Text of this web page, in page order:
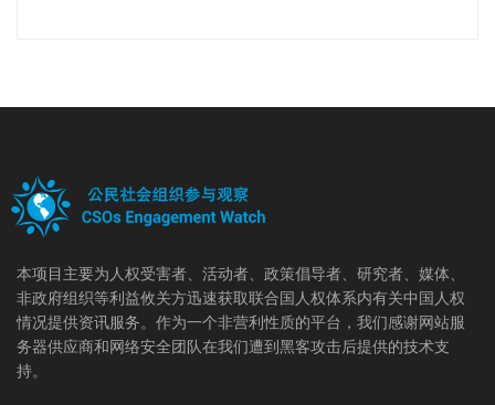
本项目主要为人权受害者、活动者、政策倡导者、研究者、媒体、
非政府组织等利益攸关方迅速获取联合国人权体系内有关中国人权
情况提供资讯服务。作为一个非营利性质的平台，我们感谢网站服
务器供应商和网络安全团队在我们遭到黑客攻击后提供的技术支
持。